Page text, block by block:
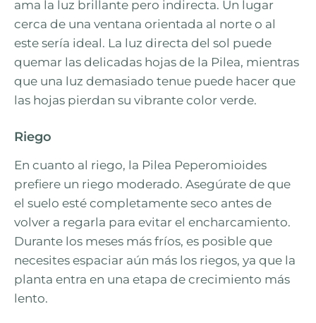
ama la luz brillante pero indirecta. Un lugar
cerca de una ventana orientada al norte o al
este sería ideal. La luz directa del sol puede
quemar las delicadas hojas de la Pilea, mientras
que una luz demasiado tenue puede hacer que
las hojas pierdan su vibrante color verde.
Riego
En cuanto al riego, la Pilea Peperomioides
prefiere un riego moderado. Asegúrate de que
el suelo esté completamente seco antes de
volver a regarla para evitar el encharcamiento.
Durante los meses más fríos, es posible que
necesites espaciar aún más los riegos, ya que la
planta entra en una etapa de crecimiento más
lento.